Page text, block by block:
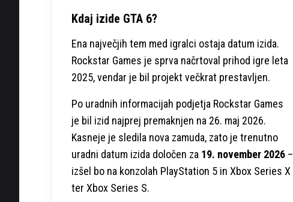
Kdaj izide GTA 6?
Ena največjih tem med igralci ostaja datum izida.
Rockstar Games je sprva načrtoval prihod igre leta
2025, vendar je bil projekt večkrat prestavljen.
Po uradnih informacijah podjetja Rockstar Games
je bil izid najprej premaknjen na 26. maj 2026.
Kasneje je sledila nova zamuda, zato je trenutno
uradni datum izida določen za 19. november 2026 –
izšel bo na konzolah PlayStation 5 in Xbox Series X
ter Xbox Series S.